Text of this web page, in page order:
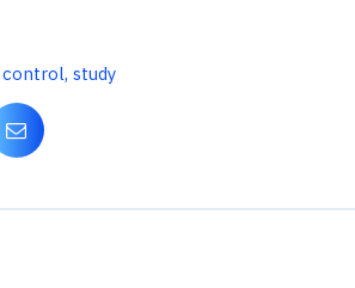
, study